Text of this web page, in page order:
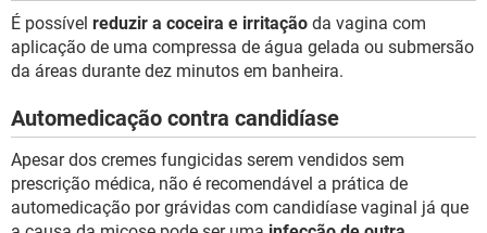
É possível reduzir a coceira e irritação da vagina com
aplicação de uma compressa de água gelada ou submersão
da áreas durante dez minutos em banheira.
Automedicação contra candidíase
Apesar dos cremes fungicidas serem vendidos sem
prescrição médica, não é recomendável a prática de
automedicação por grávidas com candidíase vaginal já que